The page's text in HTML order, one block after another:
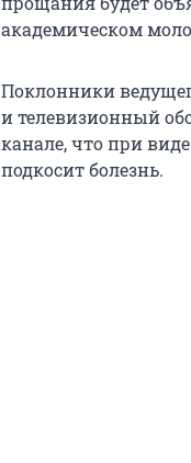
академическом
Поклонники
и телевизионный
канале, что при
подкосит болезнь.